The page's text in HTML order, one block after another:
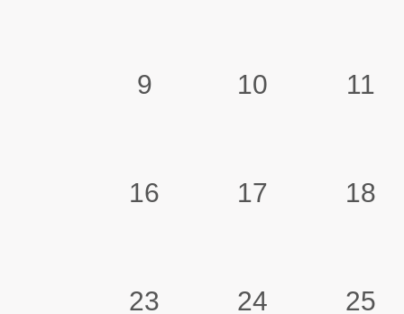
9 10 11
16 17 18
23 24 25